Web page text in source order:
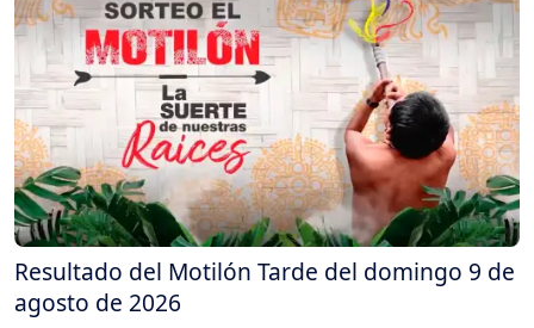
Resultado del Motilón Tarde del domingo 9 de
agosto de 2026